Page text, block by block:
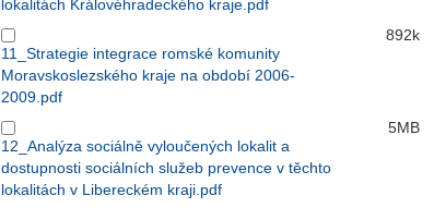
lokalitách Královéhradeckého kraje.pdf
11_Strategie integrace romské komunity
Moravskoslezského kraje na období 2006-
2009.pdf
892k
12_Analýza sociálně vyloučených lokalit a
dostupnosti sociálních služeb prevence v těchto
lokalitách v Libereckém kraji.pdf
5MB